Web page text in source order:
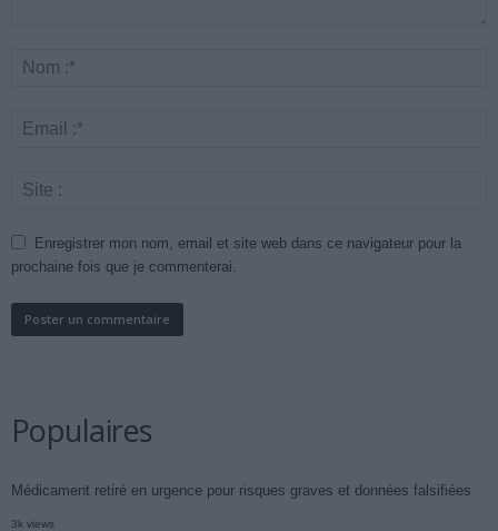
Enregistrer mon nom, email et site web dans ce navigateur pour la
prochaine fois que je commenterai.
Populaires
Médicament retiré en urgence pour risques graves et données falsifiées
3k views